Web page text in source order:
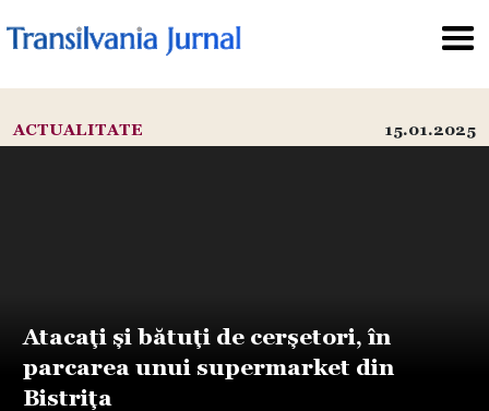
ACTUALITATE 15.01.2025
Atacați și bătuți de cerșetori, în
parcarea unui supermarket din
Bistrița